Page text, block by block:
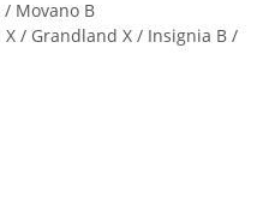
Movano B
/ Grandland X / Insignia B /